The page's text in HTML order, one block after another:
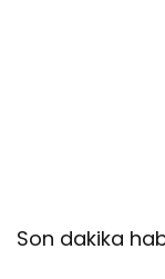
Son dakika